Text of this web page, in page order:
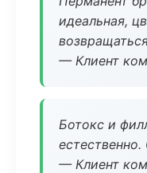
идеальная,
— Клиент
Ботокс и
— Клиент